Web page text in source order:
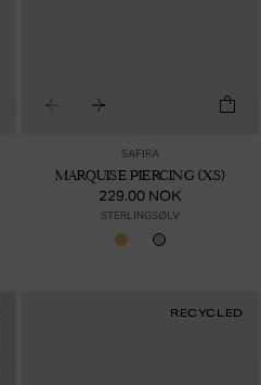
SAFIRA
MARQUISE PIERCING (XS)
229.00 NOK
STERLINGSØLV
RECYCLED